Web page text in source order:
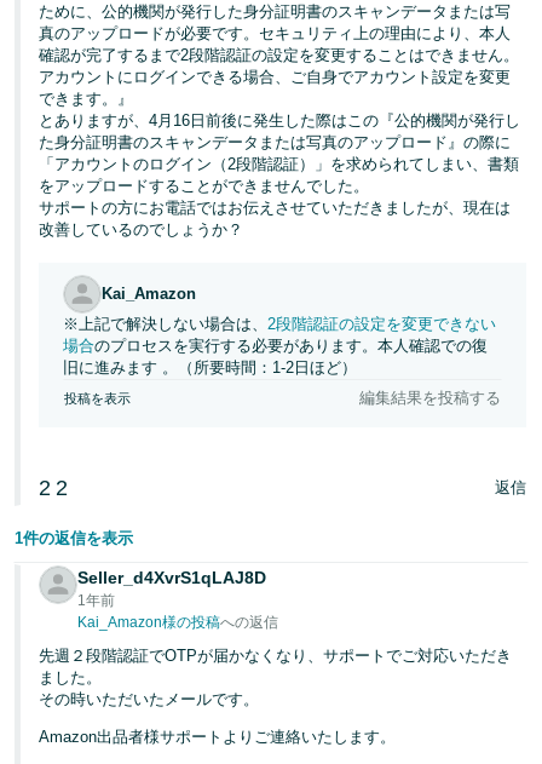
ために、公的機関が発行した身分証明書のスキャンデータまたは写
真のアップロードが必要です。セキュリティ上の理由により、本人
確認が完了するまで2段階認証の設定を変更することはできません。
アカウントにログインできる場合、ご自身でアカウント設定を変更
できます。』
とありますが、4月16日前後に発生した際はこの『公的機関が発行し
た身分証明書のスキャンデータまたは写真のアップロード』の際に
「アカウントのログイン（2段階認証）」を求められてしまい、書類
をアップロードすることができませんでした。
サポートの方にお電話ではお伝えさせていただきましたが、現在は
改善しているのでしょうか？
Kai_Amazon
※上記で解決しない場合は、2段階認証の設定を変更できない
場合のプロセスを実行する必要があります。本人確認での復
旧に進みます 。（所要時間：1-2日ほど）
投稿を表示 編集結果を投稿する
2 2 返信
1件の返信を表示
Seller_d4XvrS1qLAJ8D
1年前
Kai_Amazon様の投稿への返信
先週２段階認証でOTPが届かなくなり、サポートでご対応いただき
ました。
その時いただいたメールです。
Amazon出品者様サポートよりご連絡いたします。